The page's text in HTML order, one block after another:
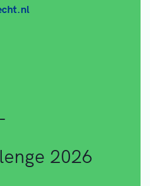
2026